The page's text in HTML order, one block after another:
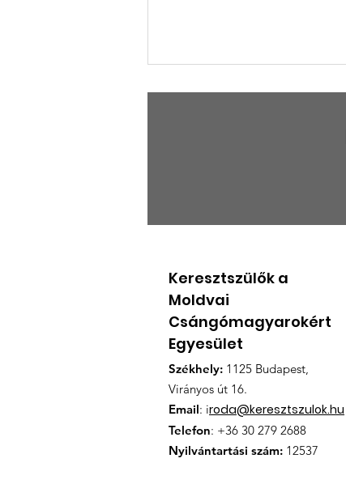
BESZÁMOLÓ A KEMCSE
KÖZGYÜLÉSÉRŐL
Keresztszülők a
Moldvai
Csángómagyarokért
Egyesület
Székhely: 1125 Budapest,
Virányos út 16.
Email: iroda@keresztszulok.hu
Telefon: +36 30 279 2688
Nyilvántartási szám: 12537